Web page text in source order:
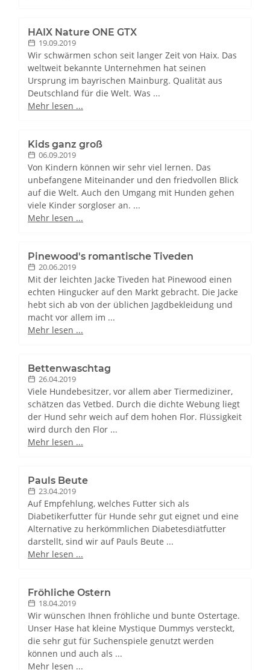
HAIX Nature ONE GTX
19.09.2019
Wir schwärmen schon seit langer Zeit von Haix. Das
weltweit bekannte Unternehmen hat seinen
Ursprung im bayrischen Mainburg. Qualität aus
Deutschland für die Welt. Was ...
Mehr lesen ...
Kids ganz groß
06.09.2019
Von Kindern können wir sehr viel lernen. Das
unbefangene Miteinander und den friedvollen Blick
auf die Welt. Auch den Umgang mit Hunden gehen
viele Kinder sorgloser an. ...
Mehr lesen ...
Pinewood's romantische Tiveden
20.06.2019
Mit der leichten Jacke Tiveden hat Pinewood einen
echten Hingucker auf den Markt gebracht. Die Jacke
hebt sich ab von der üblichen Jagdbekleidung und
macht vor allem im ...
Mehr lesen ...
Bettenwaschtag
26.04.2019
Viele Hundebesitzer, vor allem aber Tiermediziner,
schätzen das Vetbed. Durch die dichte Webung liegt
der Hund sehr weich auf dem hohen Flor. Flüssigkeit
wird durch den Flor ...
Mehr lesen ...
Pauls Beute
23.04.2019
Auf Empfehlung, welches Futter sich als
Diabetikerfutter für Hunde sehr gut eignet und eine
Alternative zu herkömmlichen Diabetesdiätfutter
darstellt, sind wir auf Pauls Beute ...
Mehr lesen ...
Fröhliche Ostern
18.04.2019
Wir wünschen Ihnen fröhliche und bunte Ostertage.
Unser Hase hat kleine Mystique Dummys versteckt,
die sehr gut für Suchenspiele genutzt werden
können und auch als ...
Mehr lesen ...